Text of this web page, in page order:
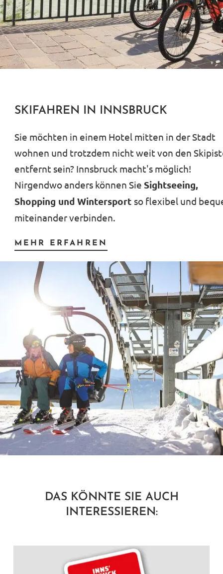
SKIFAHREN IN INNSBRUCK
Sie möchten in einem Hotel mitten in der Stadt
wohnen und trotzdem nicht weit von den
entfernt sein? Innsbruck macht's möglich!
Nirgendwo anders können Sie Sightseeing,
Shopping und Wintersport so flexibel und
miteinander verbinden.
MEHR ERFAHREN
DAS KÖNNTE SIE AUCH
INTERESSIEREN: